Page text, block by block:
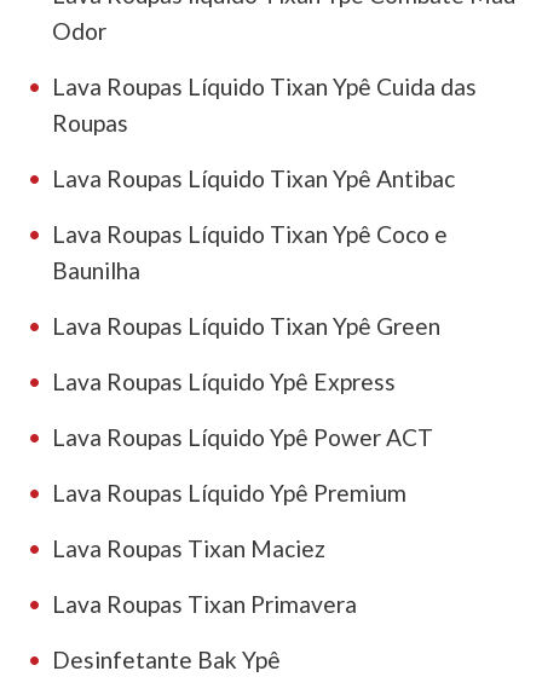
Odor
Lava Roupas Líquido Tixan Ypê Cuida das
Roupas
Lava Roupas Líquido Tixan Ypê Antibac
Lava Roupas Líquido Tixan Ypê Coco e
Baunilha
Lava Roupas Líquido Tixan Ypê Green
Lava Roupas Líquido Ypê Express
Lava Roupas Líquido Ypê Power ACT
Lava Roupas Líquido Ypê Premium
Lava Roupas Tixan Maciez
Lava Roupas Tixan Primavera
Desinfetante Bak Ypê